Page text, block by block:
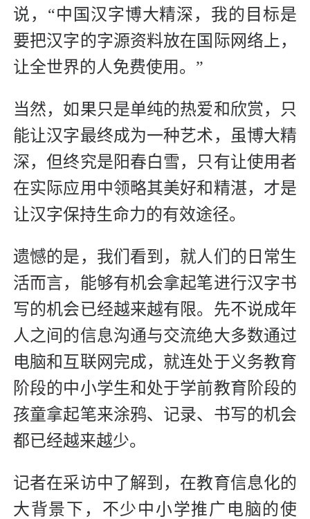
说，“中国汉字博大精深，我的目标是
要把汉字的字源资料放在国际网络上，
让全世界的人免费使用。”
当然，如果只是单纯的热爱和欣赏，只
能让汉字最终成为一种艺术，虽博大精
深，但终究是阳春白雪，只有让使用者
在实际应用中领略其美好和精湛，才是
让汉字保持生命力的有效途径。
遗憾的是，我们看到，就人们的日常生
活而言，能够有机会拿起笔进行汉字书
写的机会已经越来越有限。先不说成年
人之间的信息沟通与交流绝大多数通过
电脑和互联网完成，就连处于义务教育
阶段的中小学生和处于学前教育阶段的
孩童拿起笔来涂鸦、记录、书写的机会
都已经越来越少。
记者在采访中了解到，在教育信息化的
大背景下，不少中小学推广电脑的使